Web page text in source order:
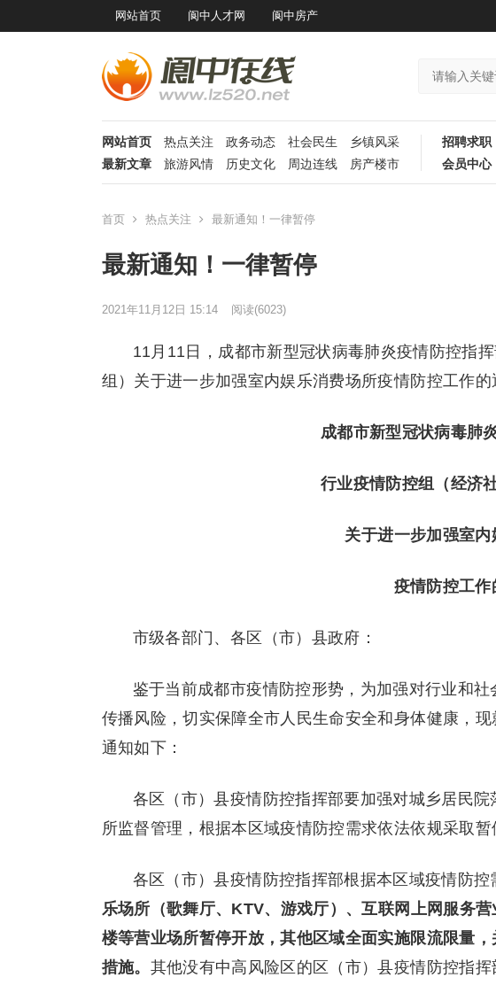
网站首页 阆中人才网 阆中房产
网站首页 热点关注 政务动态 社会民生
乡镇风采
最新文章
旅游风情 历史文化 周边连线 房产楼市
招聘求职
会员中心
首页 热点关注 最新通知！一律暂停
最新通知！一律暂停
2021年11月12日 15:14 阅读(6023)
11月11日，成都市新型冠状病毒肺炎疫情防控指
组）关于进一步加强室内娱乐消费场所疫情防控工作的
成都市新型冠状病毒肺
行业疫情防控组（经济
关于进一步加强室
疫情防控工作
市级各部门、各区（市）县政府：
鉴于当前成都市疫情防控形势，为加强对行业和
传播风险，切实保障全市人民生命安全和身体健康，
通知如下：
各区（市）县疫情防控指挥部要加强对城乡居民
所监督管理，根据本区域疫情防控需求依法依规采取暂
各区（市）县疫情防控指挥部根据本区域疫情防控
乐场所（歌舞厅、KTV、游戏厅）、互联网上网服务
楼等营业场所暂停开放，其他区域全面实施限流限量
措施。 其他没有中高风险区的区（市）县疫情防控指挥